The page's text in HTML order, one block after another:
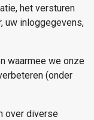
het versturen
uw inloggegevens,
waarmee we onze
(onder
over diverse